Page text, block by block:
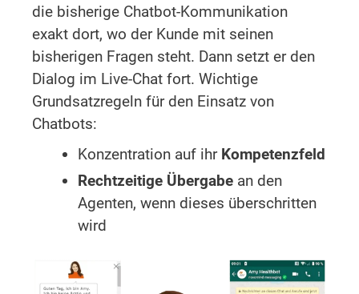
die bisherige Chatbot-Kommunikation
exakt dort, wo der Kunde mit seinen
bisherigen Fragen steht. Dann setzt er den
Dialog im Live-Chat fort. Wichtige
Grundsatzregeln für den Einsatz von
Chatbots:
Konzentration auf ihr Kompetenzfeld
Rechtzeitige Übergabe an den
Agenten, wenn dieses überschritten
wird